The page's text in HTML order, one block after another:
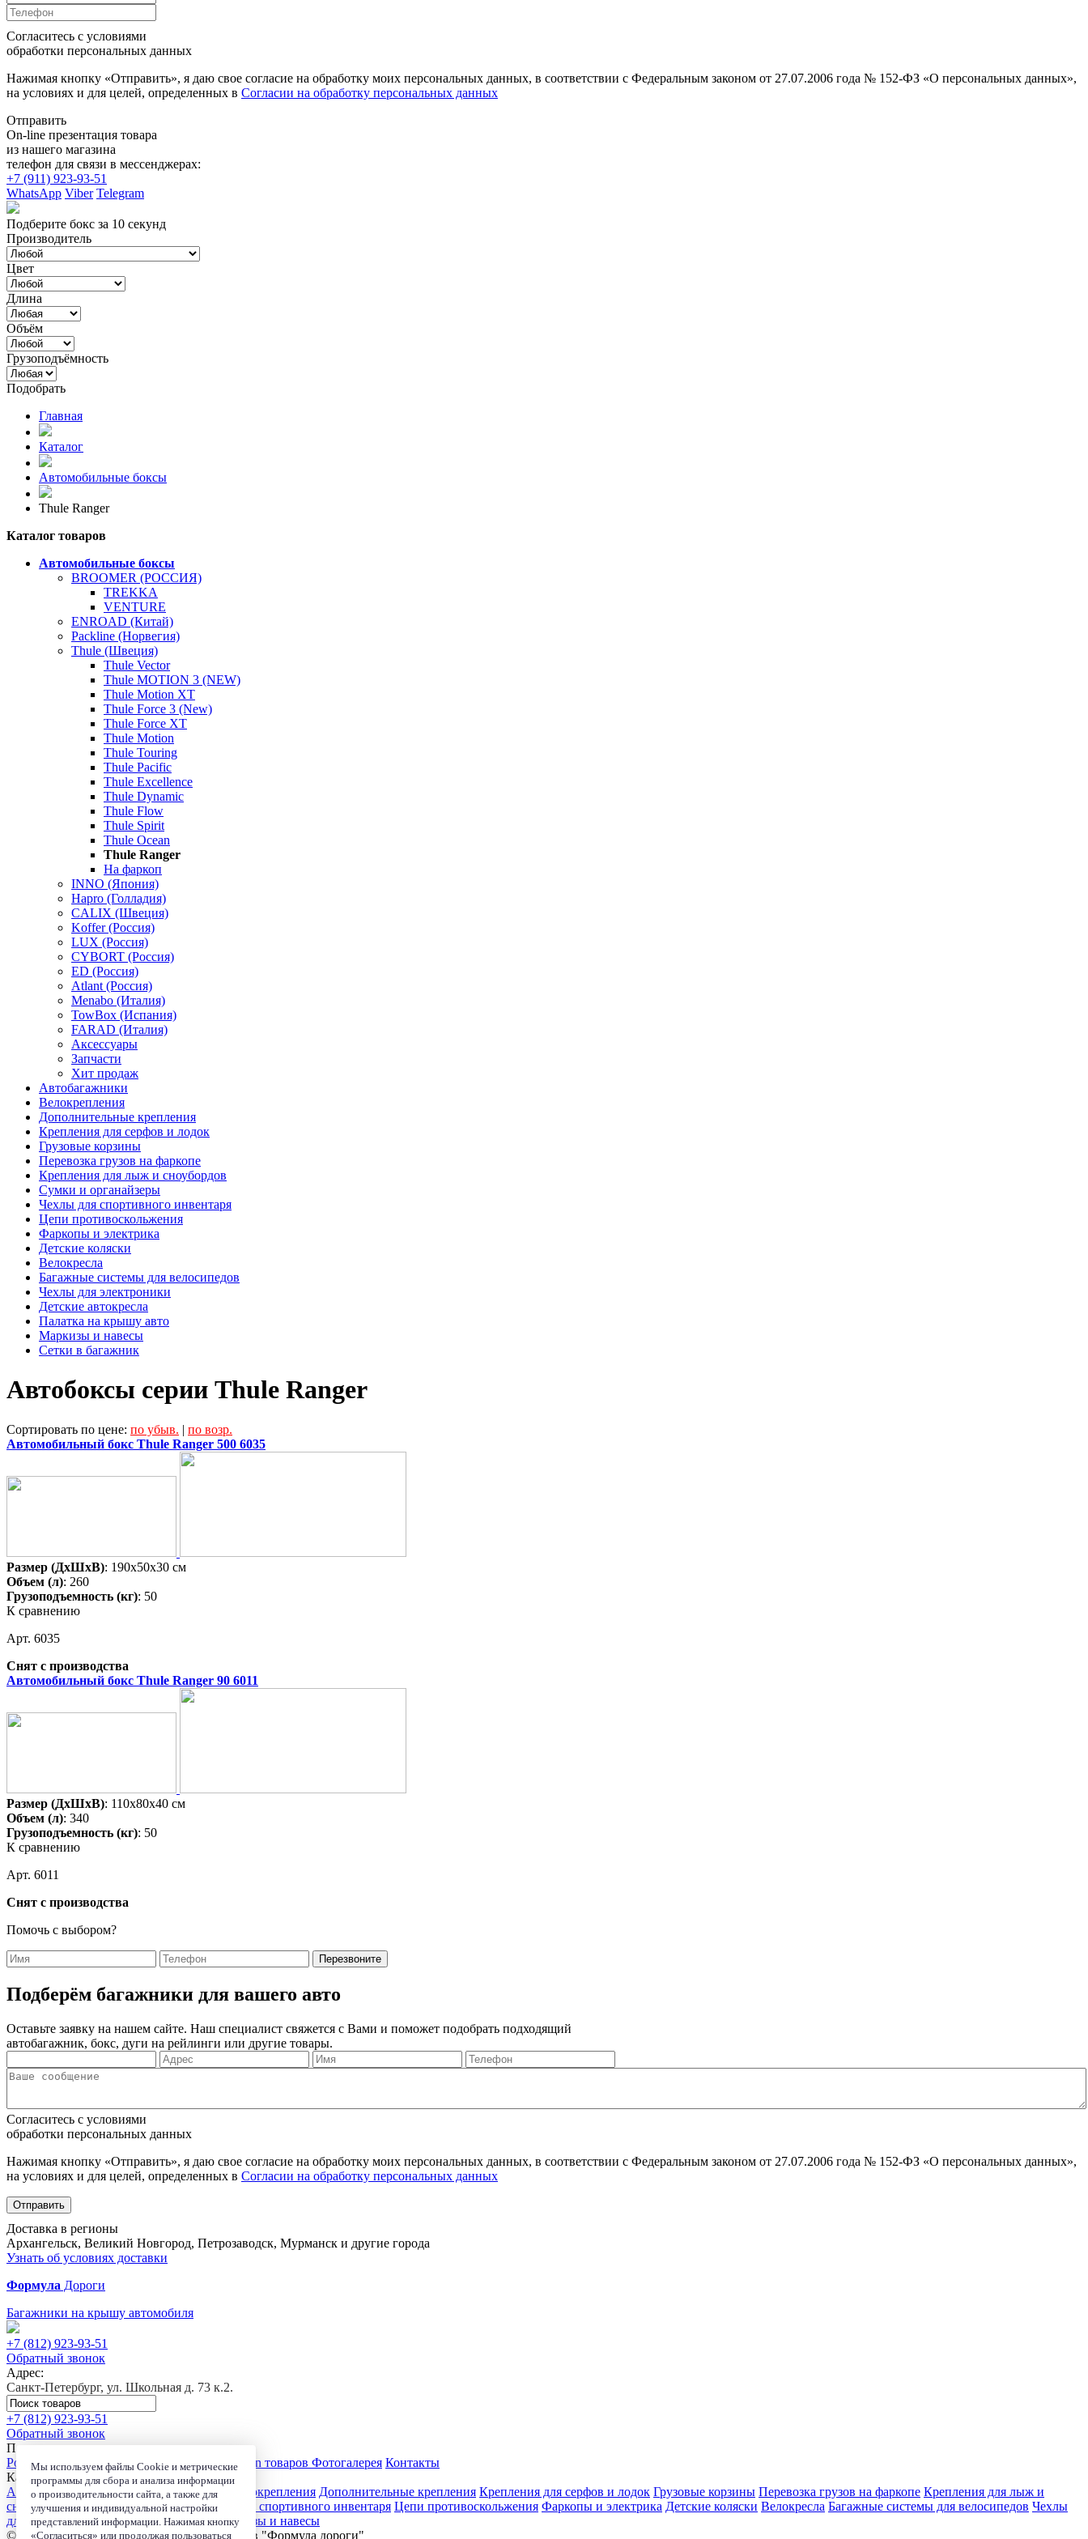
Согласитесь с условиями
обработки персональных данных
Нажимая кнопку «Отправить», я даю свое согласие на обработку моих персональных данных, в соответствии с Федеральным законом от 27.07.2006 года № 152-ФЗ «О персональных данных»,
на условиях и для целей, определенных в Согласии на обработку персональных данных
Отправить
On-line презентация товара
из нашего магазина
телефон для связи в мессенджерах:
+7 (911) 923-93-51
WhatsApp Viber Telegram
Подберите бокс за 10 секунд
Производитель
Цвет
Длина
Объём
Грузоподъёмность
Подобрать
Главная
Каталог
Автомобильные боксы
Thule Ranger
Каталог товаров
Автомобильные боксы
BROOMER (РОССИЯ)
TREKKA
VENTURE
ENROAD (Китай)
Packline (Норвегия)
Thule (Швеция)
Thule Vector
Thule MOTION 3 (NEW)
Thule Motion XT
Thule Force 3 (New)
Thule Force XT
Thule Motion
Thule Touring
Thule Pacific
Thule Excellence
Thule Dynamic
Thule Flow
Thule Spirit
Thule Ocean
Thule Ranger
На фаркоп
INNO (Япония)
Hapro (Голладия)
CALIX (Швеция)
Koffer (Россия)
LUX (Россия)
CYBORT (Россия)
ED (Россия)
Atlant (Россия)
Menabo (Италия)
TowBox (Испания)
FARAD (Италия)
Аксессуары
Запчасти
Хит продаж
Автобагажники
Велокрепления
Дополнительные крепления
Крепления для серфов и лодок
Грузовые корзины
Перевозка грузов на фаркопе
Крепления для лыж и сноубордов
Сумки и органайзеры
Чехлы для спортивного инвентаря
Цепи противоскольжения
Фаркопы и электрика
Детские коляски
Велокресла
Багажные системы для велосипедов
Чехлы для электроники
Детские автокресла
Палатка на крышу авто
Маркизы и навесы
Сетки в багажник
Автобоксы серии Thule Ranger
Сортировать по цене: по убыв. | по возр.
Автомобильный бокс Thule Ranger 500 6035
Размер (ДхШхВ): 190x50x30 см
Объем (л): 260
Грузоподъемность (кг): 50
К сравнению
Арт. 6035
Снят с производства
Автомобильный бокс Thule Ranger 90 6011
Размер (ДхШхВ): 110x80x40 см
Объем (л): 340
Грузоподъемность (кг): 50
К сравнению
Арт. 6011
Снят с производства
Помочь с выбором?
Подберём багажники для вашего авто
Оставьте заявку на нашем сайте. Наш специалист свяжется с Вами и поможет подобрать подходящий
автобагажник, бокс, дуги на рейлинги или другие товары.
Согласитесь с условиями
обработки персональных данных
Нажимая кнопку «Отправить», я даю свое согласие на обработку моих персональных данных, в соответствии с Федеральным законом от 27.07.2006 года № 152-ФЗ «О персональных данных»,
на условиях и для целей, определенных в Согласии на обработку персональных данных
Отправить
Доставка в регионы
Архангельск, Великий Новгород, Петрозаводск, Мурманск и другие города
Узнать об условиях доставки
Формула Дороги
Багажники на крышу автомобиля
+7 (812) 923-93-51
Обратный звонок
Адрес:
Санкт-Петербург, ул. Школьная д. 73 к.2.
+7 (812) 923-93-51
Обратный звонок
Покупателю
Розничный магазин Доставка Сервис Trade-in товаров Фотогалерея Контакты
Каталог
Автобагажники Автомобильные боксы Велокрепления Дополнительные крепления Крепления для серфов и лодок Грузовые корзины Перевозка грузов на фаркопе Крепления для лыж и
сноубордов Сумки и органайзеры Чехлы для спортивного инвентаря Цепи противоскольжения Фаркопы и электрика Детские коляски Велокресла Багажные системы для велосипедов Чехлы
для электроники Детские автокресла Маркизы и навесы
© 2006-2026, Магазин-салон автобагажников "Формула дороги"
Мы используем файлы Cookie и метрические
программы для сбора и анализа информации
о производительности сайта, а также для
улучшения и индивидуальной настройки
представлений информации. Нажимая кнопку
«Согласиться» или продолжая пользоваться